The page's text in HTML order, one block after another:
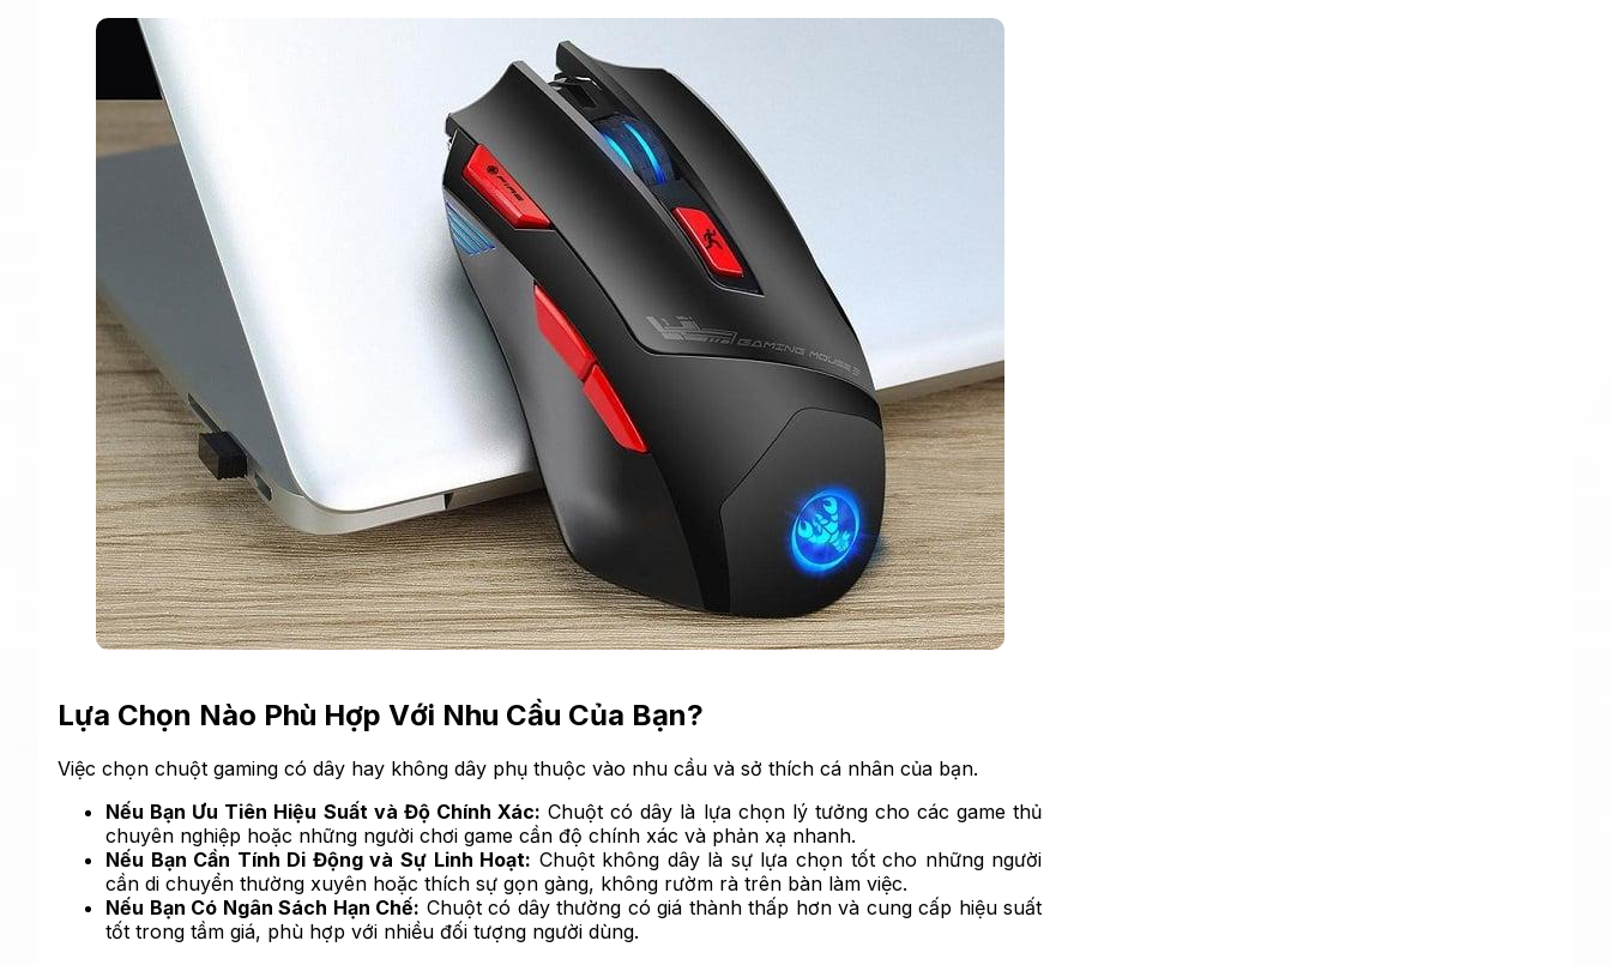
Lựa Chọn Nào Phù Hợp Với Nhu Cầu Của Bạn?
Việc chọn chuột gaming có dây hay không dây phụ thuộc vào nhu cầu và sở thích cá nhân của bạn.
Nếu Bạn Ưu Tiên Hiệu Suất và Độ Chính Xác: Chuột có dây là lựa chọn lý tưởng cho các game thủ
chuyên nghiệp hoặc những người chơi game cần độ chính xác và phản xạ nhanh.
Nếu Bạn Cần Tính Di Động và Sự Linh Hoạt: Chuột không dây là sự lựa chọn tốt cho những người
cần di chuyển thường xuyên hoặc thích sự gọn gàng, không rườm rà trên bàn làm việc.
Nếu Bạn Có Ngân Sách Hạn Chế: Chuột có dây thường có giá thành thấp hơn và cung cấp hiệu suất
tốt trong tầm giá, phù hợp với nhiều đối tượng người dùng.